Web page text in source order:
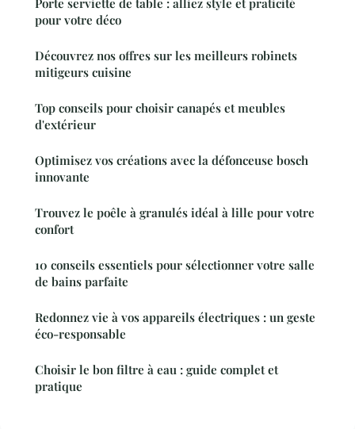
pour votre déco
Découvrez nos offres sur les meilleurs robinets
mitigeurs cuisine
Top conseils pour choisir canapés et meubles
d'extérieur
Optimisez vos créations avec la défonceuse bosch
innovante
Trouvez le poêle à granulés idéal à lille pour votre
confort
10 conseils essentiels pour sélectionner votre salle
de bains parfaite
Redonnez vie à vos appareils électriques : un geste
éco-responsable
Choisir le bon filtre à eau : guide complet et
pratique